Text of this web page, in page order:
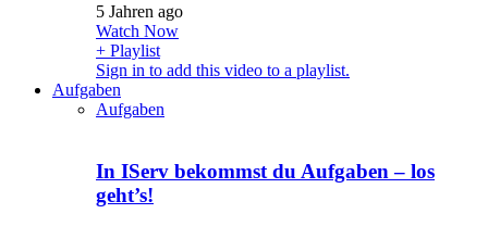
5 Jahren ago
Watch Now
+ Playlist
Sign in to add this video to a playlist.
Aufgaben
Aufgaben
In IServ bekommst du Aufgaben – los
geht’s!